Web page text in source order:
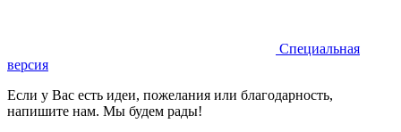
Специальная
версия
Если у Вас есть идеи, пожелания или благодарность,
напишите нам. Мы будем рады!